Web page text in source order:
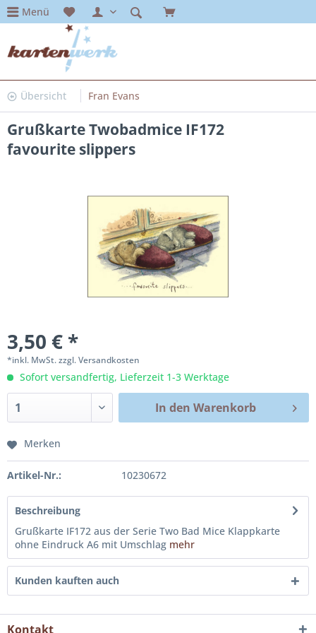
Menü
Übersicht Fran Evans
Grußkarte Twobadmice IF172
favourite slippers
3,50 € *
*inkl. MwSt.zzgl. Versandkosten
Sofort versandfertig, Lieferzeit 1-3 Werktage
In den Warenkorb
Merken
Artikel-Nr.: 10230672
Beschreibung
Grußkarte IF172 aus der Serie Two Bad Mice Klappkarte
ohne Eindruck A6 mit Umschlag mehr
Kunden kauften auch
Kontakt